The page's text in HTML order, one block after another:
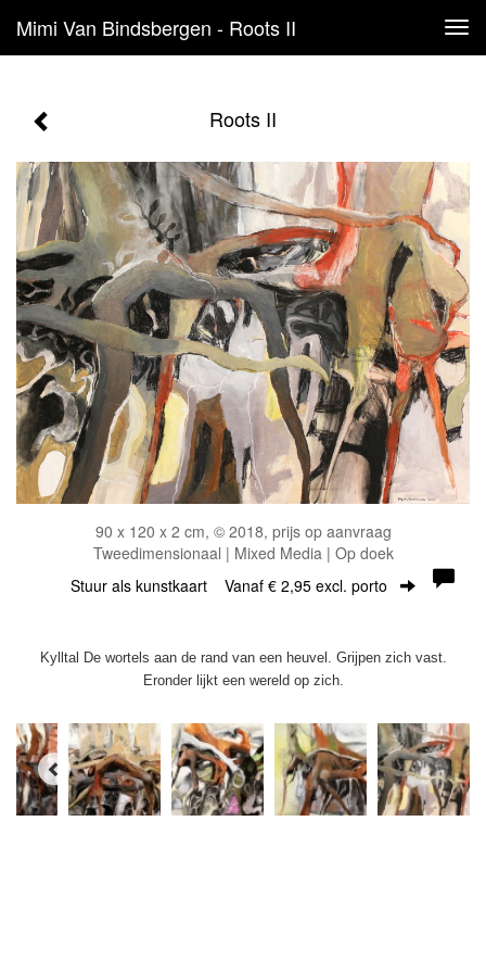
Mimi Van Bindsbergen - Roots II
Roots II
90 x 120 x 2 cm, © 2018, prijs op aanvraag
Tweedimensionaal | Mixed Media | Op doek
Stuur als kunstkaart Vanaf € 2,95 excl. porto
Kylltal De wortels aan de rand van een heuvel. Grijpen zich vast.
Eronder lijkt een wereld op zich.